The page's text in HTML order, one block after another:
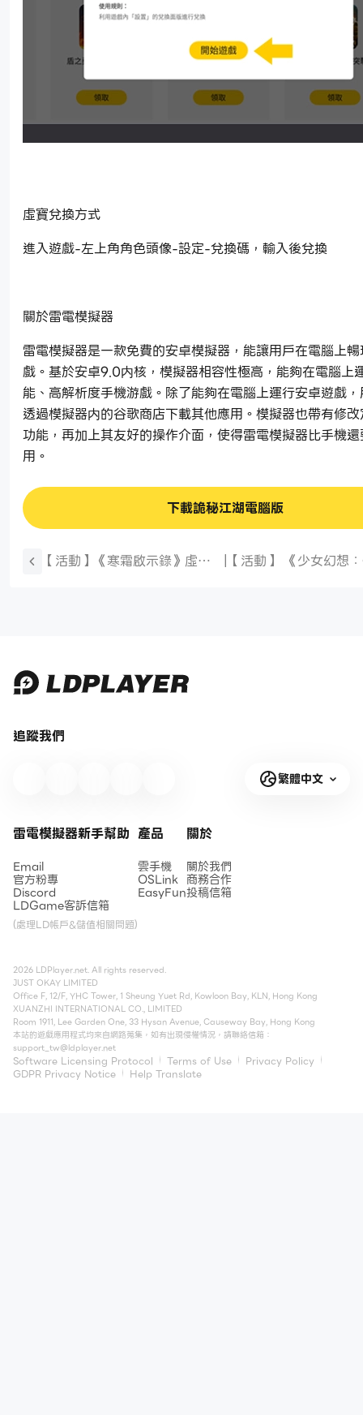
虛寶兌換方式
進入遊戲-左上角角色頭像-設定-兌換碼，輸入後兌換
關於雷電模擬器
雷電模擬器是一款免費的安卓模擬器，能讓用戶在電腦上
戲。基於安卓9.0内核，模擬器相容性極高，能夠在電腦上
能、高解析度手機游戲。除了能夠在電腦上運行安卓遊戲
透過模擬器内的谷歌商店下載其他應用。模擬器也帶有修
功能，再加上其友好的操作介面，使得雷電模擬器比手機
用。
下載詭秘江湖電腦版
【活動】《寒霜啟示錄》虛寶
| 【活動】 《少女幻想
追蹤我們
繁體中文
雷電模擬器新手幫助
Email
官方粉專
Discord
LDGame客訴信箱
(處理LD帳戶&儲值相關問題)
產品
雲手機
OSLink
EasyFun
關於
關於我們
商務合作
投稿信箱
2026 LDPlayer.net. All rights reserved.
JUST OKAY LIMITED
Office F, 12/F, YHC Tower, 1 Sheung Yuet Rd, Kowloon Bay, KLN, Hong Kong
XUANZHI INTERNATIONAL CO., LIMITED
Room 1911, Lee Garden One, 33 Hysan Avenue, Causeway Bay, Hong Kong
本站的遊戲應用程式均來自網路蒐集，如有出現侵權情況，請聯絡信箱：
support_tw@ldplayer.net
Software Licensing Protocol Terms of Use
Privacy Policy
GDPR Privacy Notice
Help Translate